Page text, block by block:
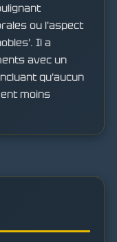
ou l'aspect
Il a
avec un
qu'aucun
moins